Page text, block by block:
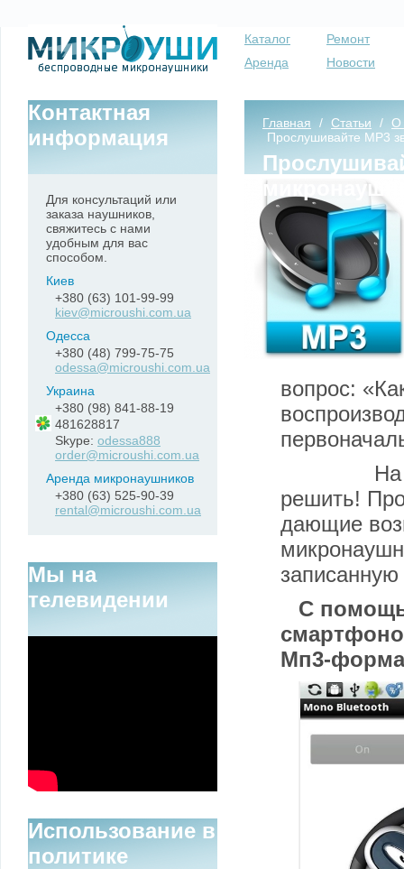
Каталог
Аренда
Ремонт
Новости
Главная / Статьи / О
Прослушивайте MP3
вопрос:
На
решить!
дающие
С
Мп3-
Контактная
информация
Для консультаций или
заказа наушников,
свяжитесь с нами
удобным для вас
способом.
Киев
+380 (63) 101-99-99
kiev@microushi.com.ua
Одесса
+380 (48) 799-75-75
odessa@microushi.com.ua
Украина
+380 (98) 841-88-19
481628817
Skype: odessa888
order@microushi.com.ua
Аренда микронаушников
+380 (63) 525-90-39
rental@microushi.com.ua
Мы на
телевидении
Использование в
политике